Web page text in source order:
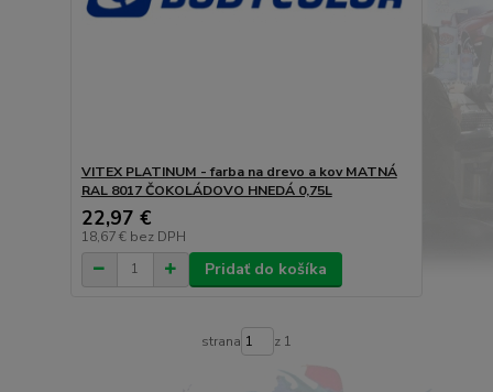
VITEX PLATINUM - farba na drevo a kov MATNÁ
RAL 8017 ČOKOLÁDOVO HNEDÁ 0,75L
22,97 €
18,67 € bez DPH
Pridať do košíka
strana z 1